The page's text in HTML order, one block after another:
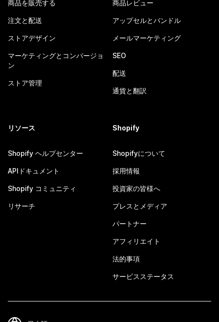
商品を販売する
注文と配送
ストアデザイン
マーケティングとコンバージョ
ン
ストア管理
商品レビュー
アップセルとバンドル
メールマーケティング
SEO
配送
通貨と翻訳
リソース
Shopify ヘルプセンター
APIドキュメント
Shopify コミュニティ
リサーチ
Shopify
Shopifyについて
採用情報
投資家の皆様へ
プレスとメディア
パートナー
アフィリエイト
法的事項
サービスステータス